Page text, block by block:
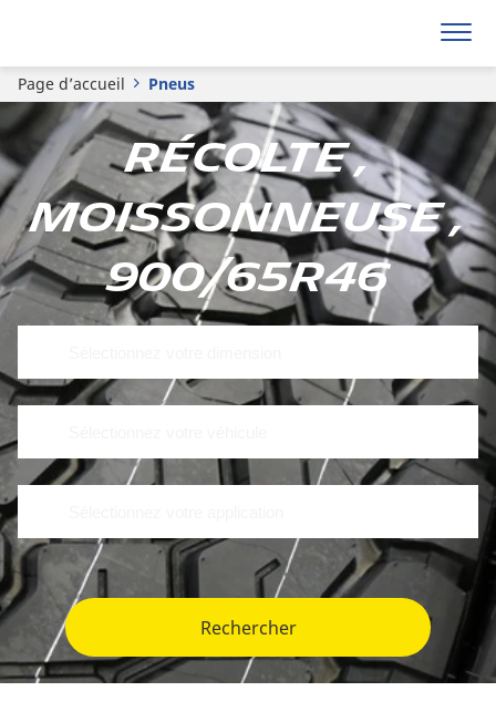
Page d’accueil Pneus
Récolte ,
Moissonneuse ,
900/65R46
Rechercher